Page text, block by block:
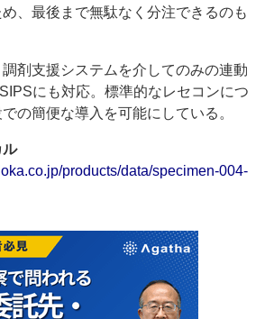
、最後まで無駄なく分注できるのも
剤支援システムを介してのみの連動
にも対応。標準的なレセコンにつ
の簡便な導入を可能にしている。
ル
products/data/specimen-004-